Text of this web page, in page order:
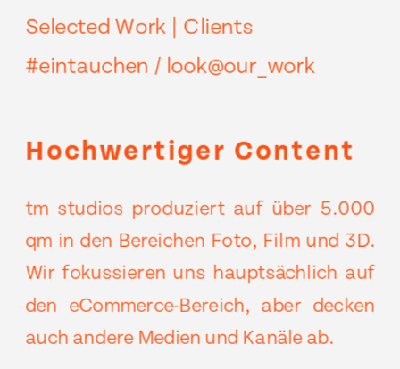
Selected Work | Clients
#eintauchen / look@our_work
Hochwertiger Content
tm studios produziert auf über 5.000
qm in den Bereichen Foto, Film und 3D.
Wir fokussieren uns hauptsächlich auf
den eCommerce-Bereich, aber decken
auch andere Medien und Kanäle ab.